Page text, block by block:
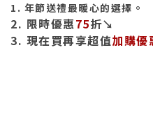
1. 年節送禮最暖心的選擇。
2. 限時優惠75折↘
3. 現在買再享超值加購優